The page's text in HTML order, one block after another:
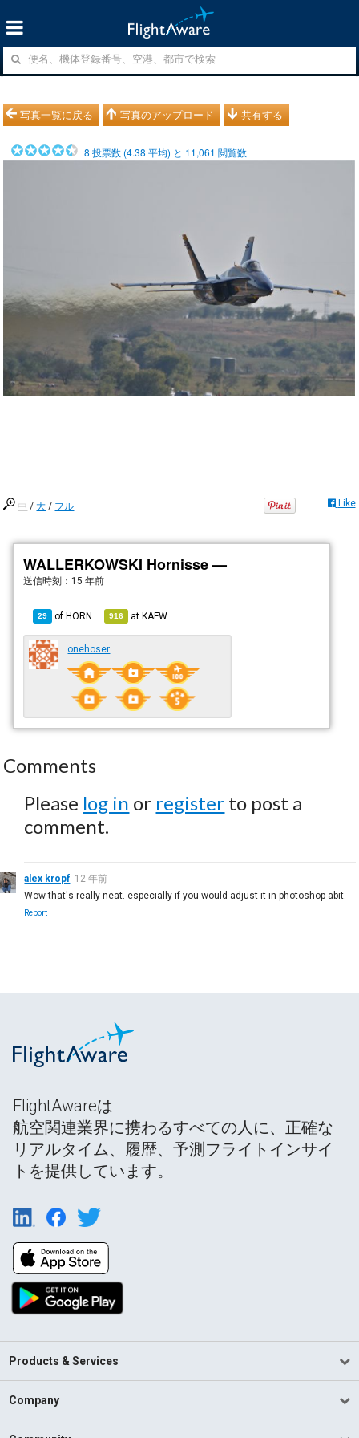
写真一覧に戻る 写真のアップロード 共有する
8 投票数 (4.38 平均) と 11,061 閲覧数
中 /大 / フル Like
WALLERKOWSKI Hornisse —
送信時刻： 15 年前
29 ofHORN 916 atKAFW
onehoser
Comments
Please log in or register to post a
comment.
alex kropf 12 年前
Wow that's really neat. especially if you would adjust it in photoshop abit.
Report
FlightAwareは
航空関連業界に携わるすべての人に、正確な
リアルタイム、履歴、予測フライトインサイ
トを提供しています。
Products & Services
Company